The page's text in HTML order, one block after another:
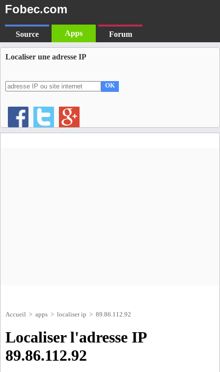
Fobec.com
Source Apps Forum
Localiser une adresse IP
OK
Accueil > apps > localiser ip > 89.86.112.92
Localiser l'adresse IP
89.86.112.92